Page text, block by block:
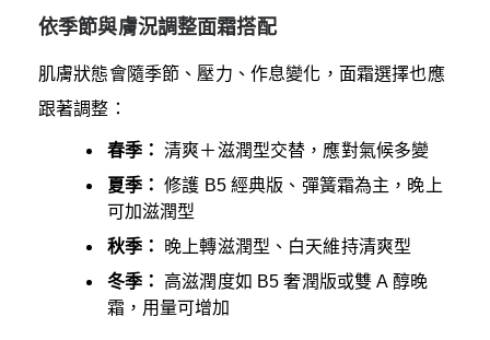
依季節與膚況調整面霜搭配
肌膚狀態會隨季節、壓力、作息變化，面霜選擇也應
跟著調整：
春季： 清爽＋滋潤型交替，應對氣候多變
夏季： 修護 B5 經典版、彈簧霜為主，晚上
可加滋潤型
秋季：
晚上轉滋潤型、白天維持清爽型
冬季：
高滋潤度如 B5 奢潤版或雙 A 醇晚
霜，用量可增加